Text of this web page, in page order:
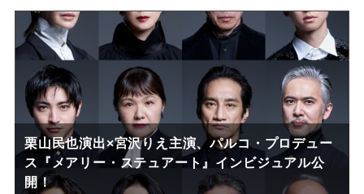
栗山民也演出×宮沢りえ主演、パルコ・プロデュー
ス『メアリー・ステュアート』インビジュアル公
開！